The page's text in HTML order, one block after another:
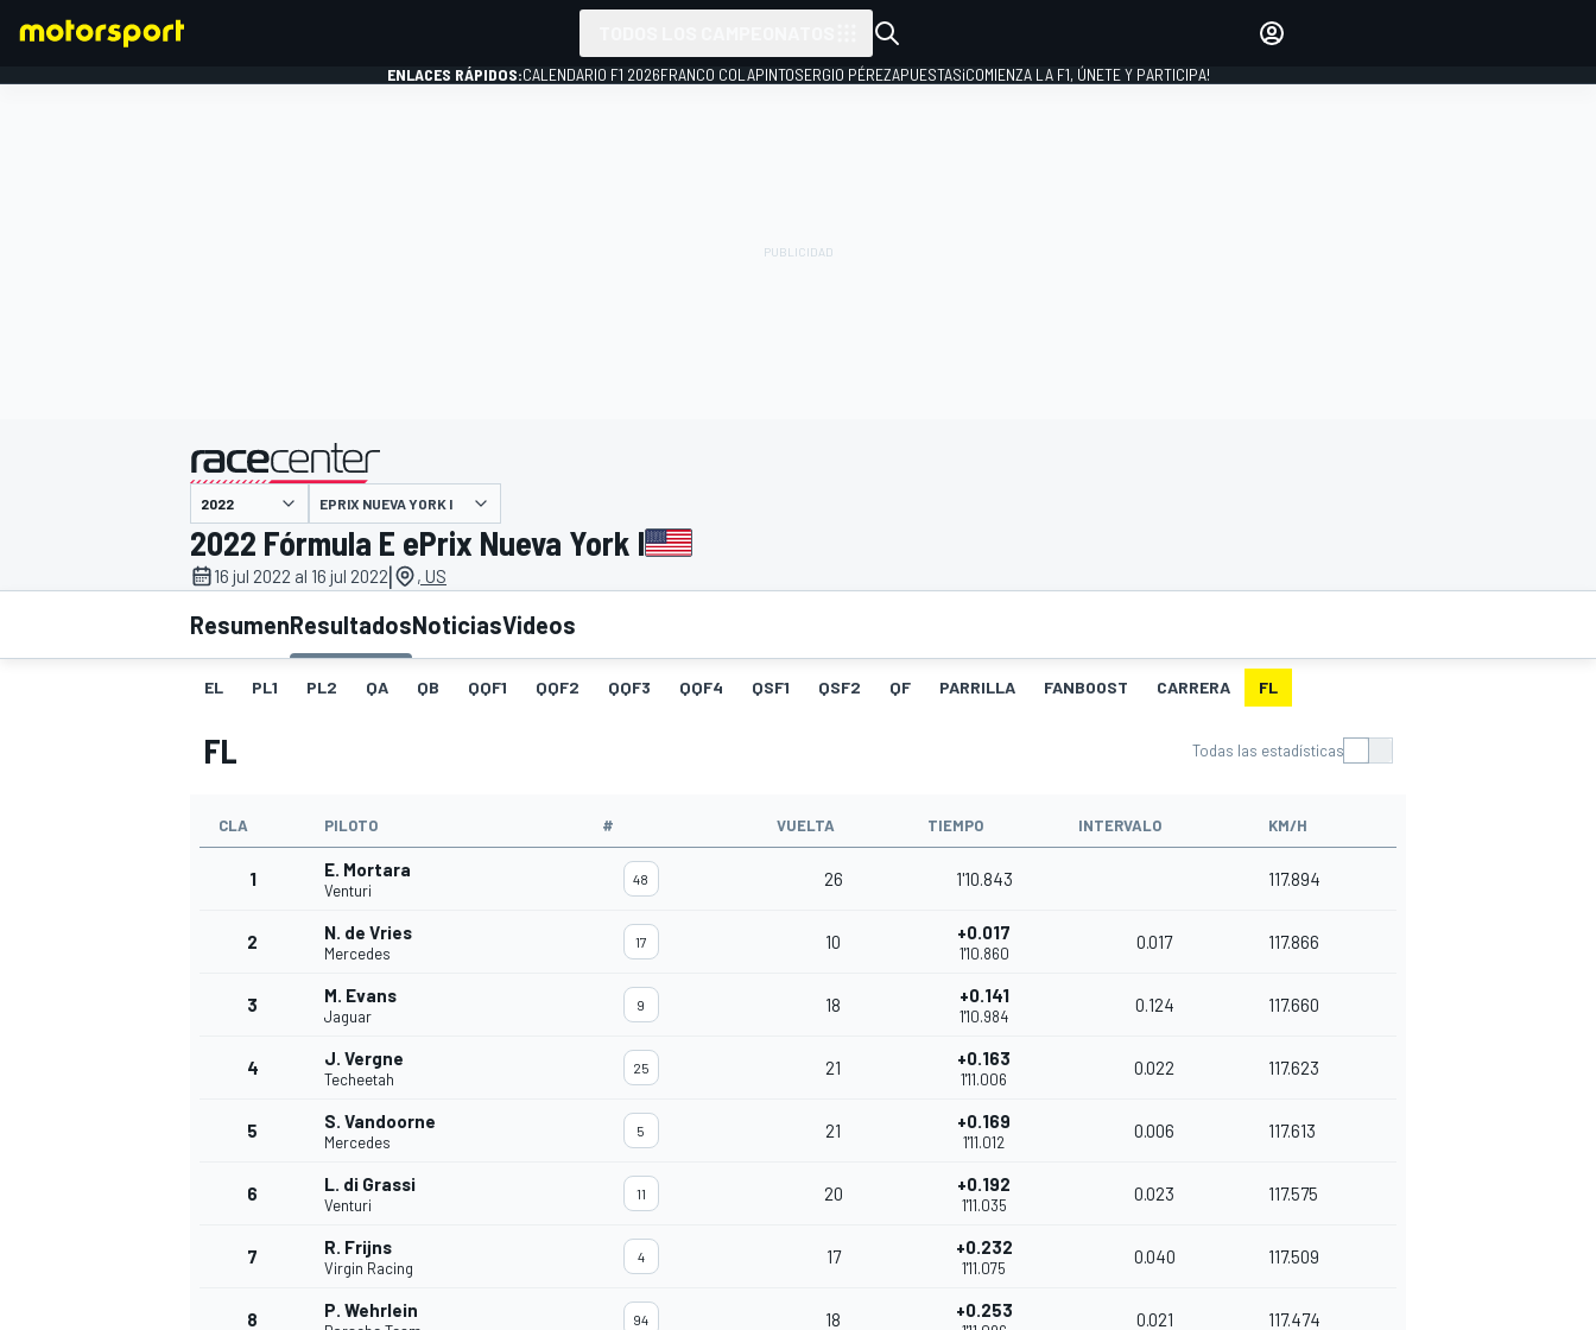
INDYCAR
INICIAR SESIÓN
ENLACES RÁPIDOS:CALENDARIO F1 2026FRANCO COLAPINTOSERGIO PÉREZAPUESTAS¡COMIENZA LA F1, ÚNETE Y PARTICIPA!
presentado por
EPRIX NUEVA YORK I
2022 Fórmula E ePrix Nueva York I
16 jul 2022 al 16 jul 2022| , US
ResumenResultadosNoticiasVideos
EL PL1 PL2 QA QB QQF1 QQF2 QQF3 QQF4 QSF1 QSF2 QF PARRILLA FANBOOST CARRERA FL
FL Todas las estadísticas
CLA PILOTO # VUELTA TIEMPO INTERVALO KM/H
1 E. Mortara
Venturi
48 26 1'10.843 117.894
2 N. de Vries
Mercedes
17 10 +0.017
1'10.860
0.017 117.866
3 M. Evans
Jaguar
9 18 +0.141
1'10.984
0.124 117.660
4 J. Vergne
Techeetah
25 21 +0.163
1'11.006
0.022 117.623
5 S. Vandoorne
Mercedes
5 21 +0.169
1'11.012
0.006 117.613
6 L. di Grassi
Venturi
11 20 +0.192
1'11.035
0.023 117.575
7 R. Frijns
Virgin Racing
4 17 +0.232
1'11.075
0.040 117.509
8 P. Wehrlein 94 18 +0.253 0.021 117.474